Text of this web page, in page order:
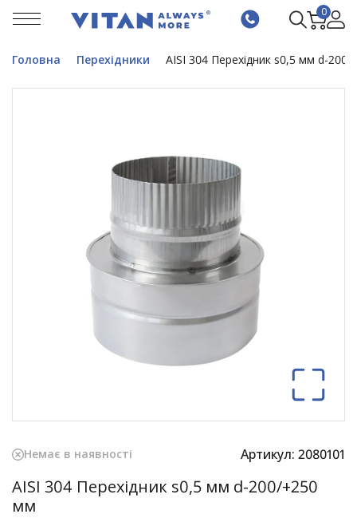
0
Головна Перехідники AISI 304 Перехідник s0,5 мм d-
Немає в наявності Артикул: 2080101
AISI 304 Перехідник s0,5 мм d-200/+250
мм